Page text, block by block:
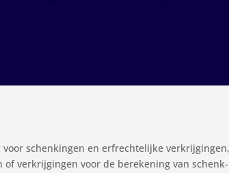
voor schenkingen en erfrechtelijke
verkrijgingen voor de berekening van